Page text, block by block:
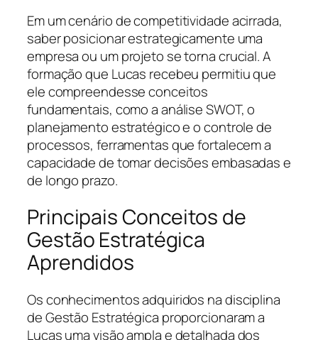
Em um cenário de competitividade acirrada,
saber posicionar estrategicamente uma
empresa ou um projeto se torna crucial. A
formação que Lucas recebeu permitiu que
ele compreendesse conceitos
fundamentais, como a análise SWOT, o
planejamento estratégico e o controle de
processos, ferramentas que fortalecem a
capacidade de tomar decisões embasadas e
de longo prazo.
Principais Conceitos de
Gestão Estratégica
Aprendidos
Os conhecimentos adquiridos na disciplina
de Gestão Estratégica proporcionaram a
Lucas uma visão ampla e detalhada dos